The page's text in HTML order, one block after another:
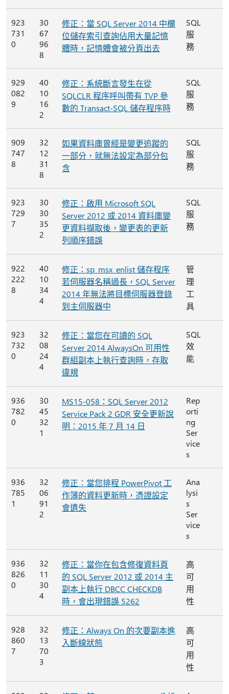
923
731
0
30
67
96
8
修正：當 SQL Server 2014 中欄
位儲存索引查詢佔用大量記憶
體時，記憶體會被分頁出去
SQL
服
務
929
082
9
40
10
16
2
修正：系統斷言發生在從
SQLCLR 程序呼叫帶有 TVP 參
數的 Transact-SQL 儲存程序時
SQL
服
務
909
747
8
32
12
31
8
如果資料庫曾經是變更追蹤的
一部分，就無法設定為部分包
含
SQL
服
務
923
729
7
30
30
35
2
修正：啟用 Microsoft SQL
Server 2012 或 2014 資料庫變
更資料擷取後，變更表的更新
列順序錯誤
SQL
服
務
922
222
8
40
10
34
4
修正：sp_msx_enlist 儲存程序
若伺服器名稱過長，SQL Server
2014 年無法將目標伺服器登錄
到主伺服器中
管
理
工
具
923
732
0
32
08
24
4
修正：當您在可讀的 SQL
Server 2014 AlwaysOn 可用性
群組副本上執行查詢時，存取
違規
SQL
效
能
936
782
0
30
45
32
1
MS15-058：SQL Server 2012
Service Pack 2 GDR 安全更新說
明：2015 年 7 月 14 日
Rep
orti
ng
Ser
vice
s
936
785
1
32
06
91
2
修正：當您排程 PowerPivot 工
作簿的資料更新時，憑證設定
會遺失
Ana
lysi
s
Ser
vice
s
936
826
0
32
11
30
4
修正：當你在包含修復資料頁
的 SQL Server 2012 或 2014 主
副本上執行 DBCC CHECKDB
時，會出現錯誤 5262
高
可
用
性
928
860
7
32
13
70
3
修正：Always On 的次要副本進
入斷線狀態
高
可
用
性